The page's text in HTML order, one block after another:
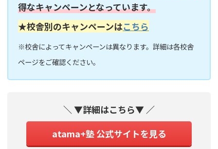
得なキャンペーンとなっています。
★校舎別のキャンペーンはこちら
※校舎によってキャンペーンは異なります。詳細は各校舎
ページをご確認ください。
＼ ▼詳細はこちら▼ ／
atama+塾 公式サイトを見る